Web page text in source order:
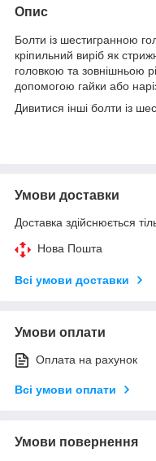
Опис
Болти із шестигранною
кріпильний виріб як
головкою та зовнішньою
допомогою гайки або
Дивитися інші болти із
Умови доставки
Доставка здійснюється
Нова Пошта
Всі умови доставки
Умови оплати
Оплата на рахунок
Всі умови оплати
Умови повернення